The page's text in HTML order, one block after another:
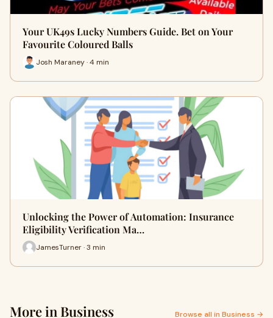
Your UK49s Lucky Numbers Guide. Bet on Your
Favourite Coloured Balls
Josh Maraney · 4 min
Unlocking the Power of Automation: Insurance
Eligibility Verification Ma…
JamesTurner · 3 min
More in Business Browse all in Business →